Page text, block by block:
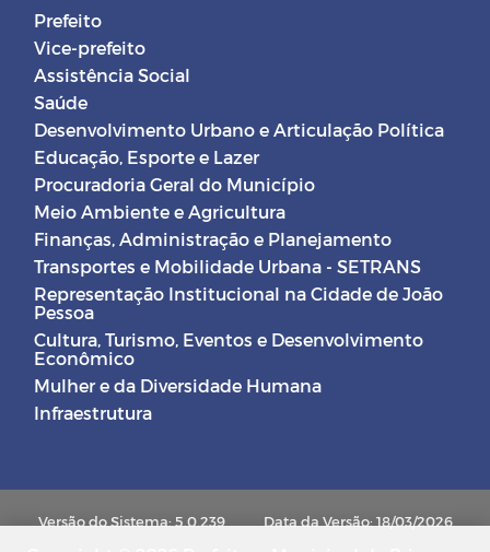
Prefeito
Vice-prefeito
Assistência Social
Saúde
Desenvolvimento Urbano e Articulação Política
Educação, Esporte e Lazer
Procuradoria Geral do Município
Meio Ambiente e Agricultura
Finanças, Administração e Planejamento
Transportes e Mobilidade Urbana - SETRANS
Representação Institucional na Cidade de João
Pessoa
Cultura, Turismo, Eventos e Desenvolvimento
Econômico
Mulher e da Diversidade Humana
Infraestrutura
Versão do Sistema: 5.0.239 Data da Versão: 18/03/2026